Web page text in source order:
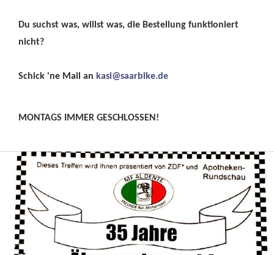
Du suchst was, willst was, die Bestellung funktioniert
nicht?
Schick 'ne Mail an kasi@saarbike.de
MONTAGS IMMER GESCHLOSSEN!